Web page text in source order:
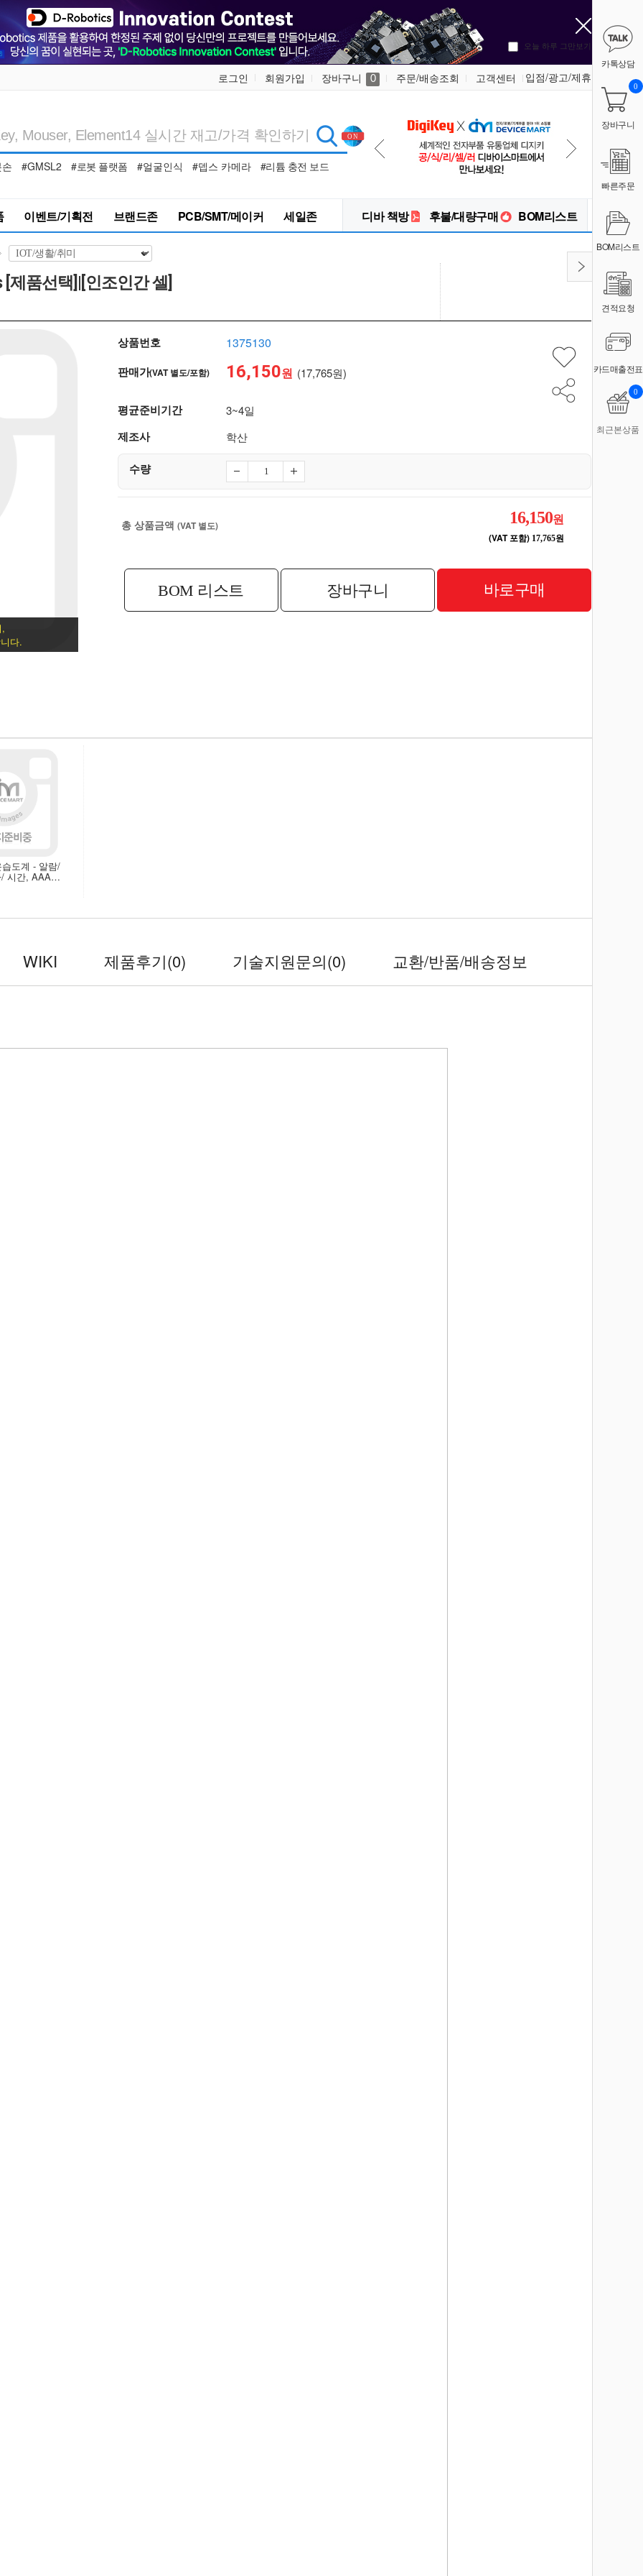
오늘 하루 그만보기
로그인 회원가입 장바구니 0 주문/배송조회 고객센터 입점/광고/제휴
#GMSL2 #로봇 플랫폼 #얼굴인식 #뎁스 카메라 #리튬 충전 보드
이벤트/기획전 브랜드존 PCB/SMT/메이커 세일존 디바 책방 후불/대량구매 BOM리스트
카톡상담
장바구니
0
빠른주문
BOM리스트
견적요청
카드매출전표
최근본상품
0
제품선택]|[인조인간 셀]
다.
상품번호 1375130
판매가(VAT 별도/포함) 16,150원 (17,765원)
평균준비기간 3~4일
제조사 학산
수량
총 상품금액 (VAT 별도) 16,150원
(VAT 포함) 17,765원
BOM 리스트 장바구니 바로구매
도계 - 알람/
시간, AAA건
WIKI 제품후기(0) 기술지원문의(0) 교환/반품/배송정보